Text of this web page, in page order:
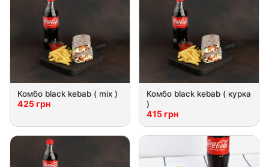
Комбо black kebab ( mix )
425 грн
Комбо black kebab ( курка
)
415 грн